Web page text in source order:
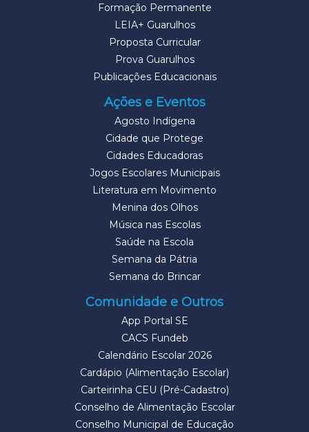
Formação Permanente
LEIA+ Guarulhos
Proposta Curricular
Prova Guarulhos
Publicações Educacionais
Ações e Eventos
Agosto Indígena
Cidade que Protege
Cidades Educadoras
Jogos Escolares Municipais
Literatura em Movimento
Menina dos Olhos
Música nas Escolas
Saúde na Escola
Semana da Pátria
Semana do Brincar
Comunidade e Outros
App Portal SE
CACS Fundeb
Calendário Escolar 2026
Cardápio (Alimentação Escolar)
Carteirinha CEU (Pré-Cadastro)
Conselho de Alimentação Escolar
Conselho Municipal de Educação